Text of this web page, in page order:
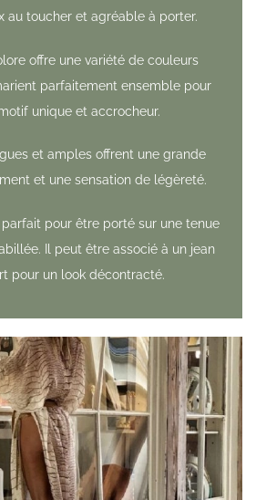
au toucher et agréable à porter.
offre une variété de couleurs
parfaitement ensemble pour
unique et accrocheur.
et amples offrent une grande
et une sensation de légèreté.
pour être porté sur une tenue
Il peut être associé à un jean
pour un look décontracté.